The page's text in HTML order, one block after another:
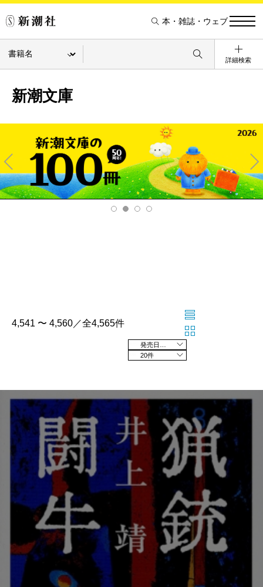
本・雑誌・ウェブ
詳細検索
新潮文庫
Pre
v
Ne
xt
4,541 〜 4,560／全4,565件
20件